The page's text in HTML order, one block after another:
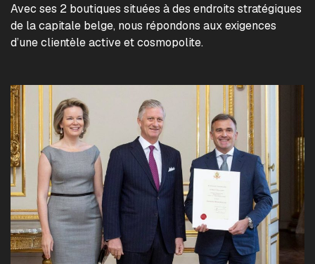
Avec ses 2 boutiques situées à des endroits stratégiques
de la capitale belge, nous répondons aux exigences
d’une clientèle active et cosmopolite.